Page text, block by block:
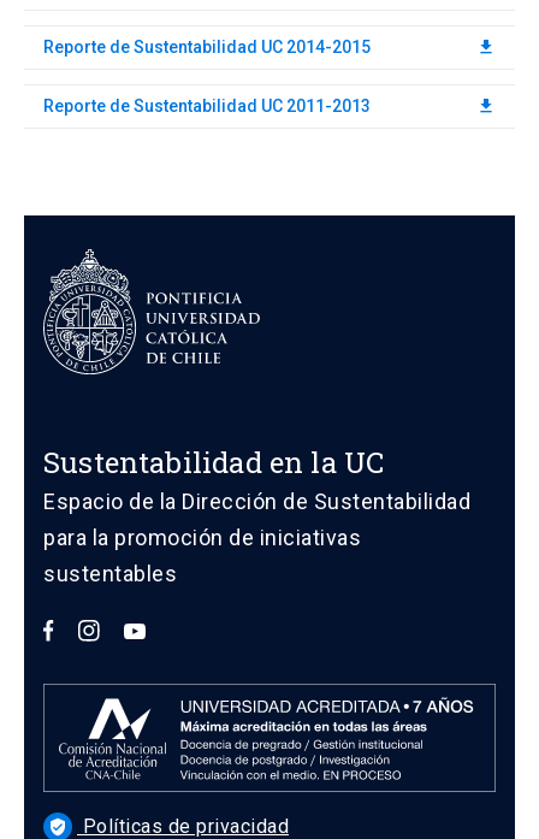
Reporte de Sustentabilidad UC 2014-2015 download
Reporte de Sustentabilidad UC 2011-2013 download
Sustentabilidad en la UC
Espacio de la Dirección de Sustentabilidad
para la promoción de iniciativas
sustentables
verified_user Políticas de privacidad